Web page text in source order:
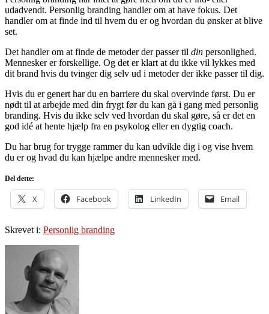
udadvendt. Personlig branding handler om at have fokus. Det
handler om at finde ind til hvem du er og hvordan du ønsker at blive
set.
Det handler om at finde de metoder der passer til din personlighed.
Mennesker er forskellige. Og det er klart at du ikke vil lykkes med
dit brand hvis du tvinger dig selv ud i metoder der ikke passer til dig.
Hvis du er genert har du en barriere du skal overvinde først. Du er
nødt til at arbejde med din frygt før du kan gå i gang med personlig
branding. Hvis du ikke selv ved hvordan du skal gøre, så er det en
god idé at hente hjælp fra en psykolog eller en dygtig coach.
Du har brug for trygge rammer du kan udvikle dig i og vise hvem
du er og hvad du kan hjælpe andre mennesker med.
Del dette:
X Facebook LinkedIn Email
Skrevet i: Personlig branding